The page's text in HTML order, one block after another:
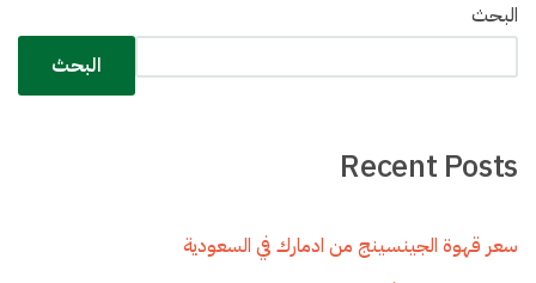
البحث
البحث
Recent Posts
سعر قهوة الجينسينج من ادمارك في السعودية